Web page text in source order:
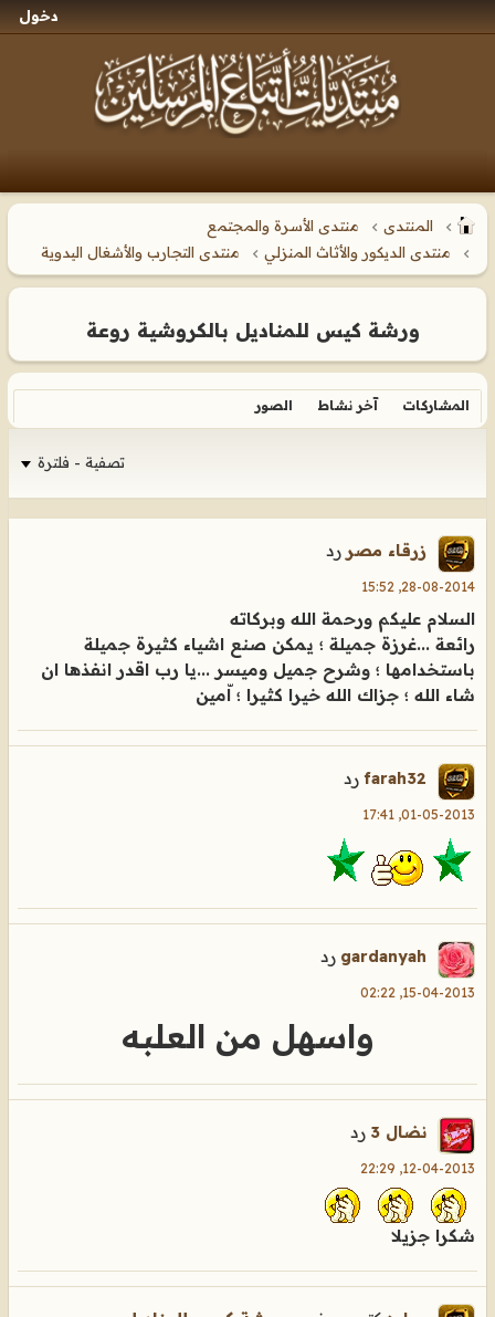
دخول
المنتدى
منتدى الأسرة والمجتمع
منتدى الديكور والأثاث المنزلي
منتدى التجارب والأشغال اليدوية
ورشة كيس للمناديل بالكروشية روعة
المشاركات آخر نشاط الصور
تصفية - فلترة
زرقاء مصر رد
28-08-2014, 15:52
السلام عليكم ورحمة الله وبركاته
رائعة ...غرزة جميلة ؛ يمكن صنع اشياء كثيرة جميلة
باستخدامها ؛ وشرح جميل وميسر ...يا رب اقدر انفذها ان
شاء الله ؛ جزاك الله خيرا كثيرا ؛ اّمين
farah32 رد
01-05-2013, 17:41
gardanyah رد
15-04-2013, 02:22
واسهل من العلبه
نضال 3 رد
12-04-2013, 22:29
شكرا جزيلا